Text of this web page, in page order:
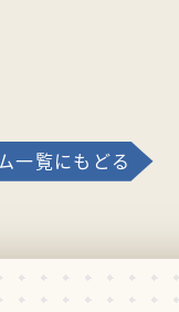
一覧にもどる